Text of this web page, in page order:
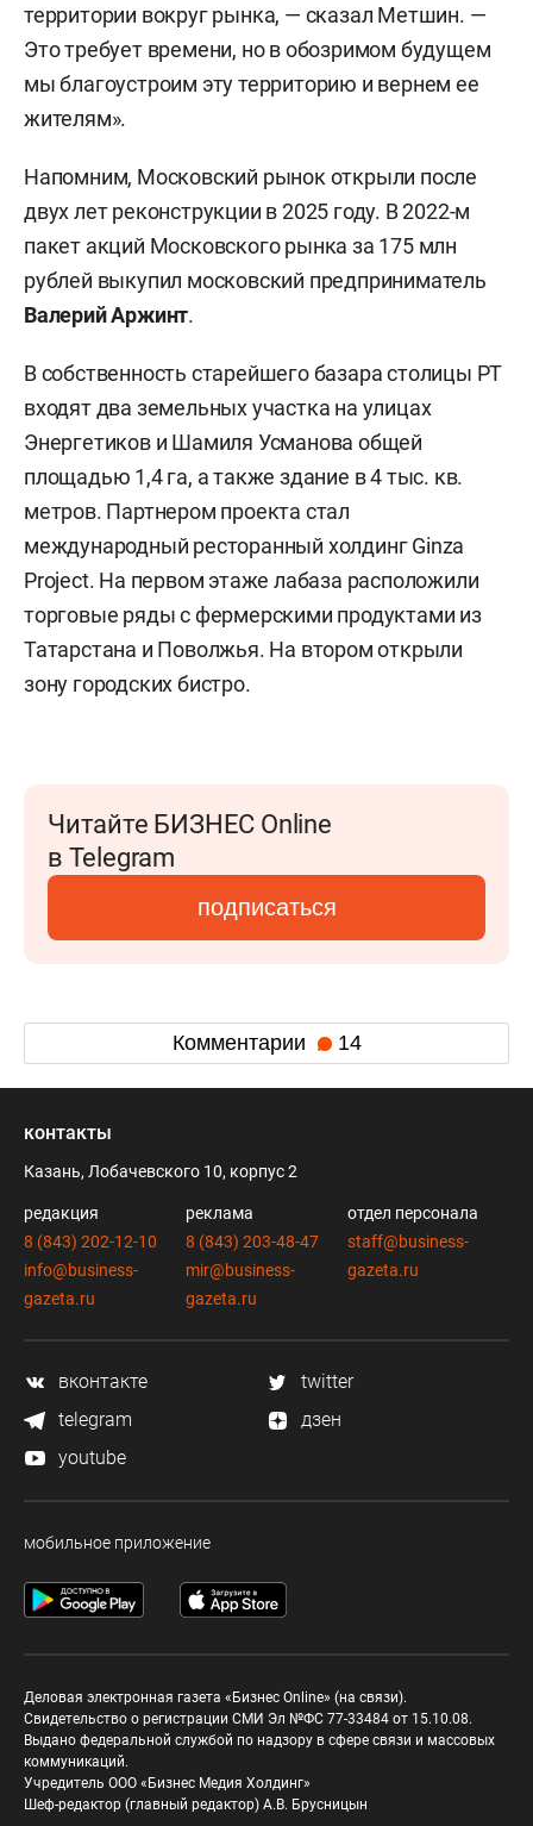
территории вокруг рынка, — сказал Метшин. —
Это требует времени, но в обозримом будущем
мы благоустроим эту территорию и вернем ее
жителям».
Напомним, Московский рынок открыли после
двух лет реконструкции в 2025 году. В 2022-м
пакет акций Московского рынка за 175 млн
рублей выкупил московский предприниматель
Валерий Аржинт.
В собственность старейшего базара столицы РТ
входят два земельных участка на улицах
Энергетиков и Шамиля Усманова общей
площадью 1,4 га, а также здание в 4 тыс. кв.
метров. Партнером проекта стал
международный ресторанный холдинг Ginza
Project. На первом этаже лабаза расположили
торговые ряды с фермерскими продуктами из
Татарстана и Поволжья. На втором открыли
зону городских бистро.
Читайте БИЗНЕС Online
в Telegram
подписаться
Комментарии 14
контакты
Казань, Лобачевского 10, корпус 2
редакция
8 (843) 202-12-10
info@business-
gazeta.ru
реклама
8 (843) 203-48-47
mir@business-
gazeta.ru
отдел персонала
staff@business-
gazeta.ru
вконтакте
twitter
telegram
дзен
youtube
мобильное приложение
Деловая электронная газета «Бизнес Online» (на связи).
Свидетельство о регистрации СМИ Эл №ФС 77-33484 от 15.10.08.
Выдано федеральной службой по надзору в сфере связи и массовых
коммуникаций.
Учредитель ООО «Бизнес Медия Холдинг»
Шеф-редактор (главный редактор) А.В. Брусницын